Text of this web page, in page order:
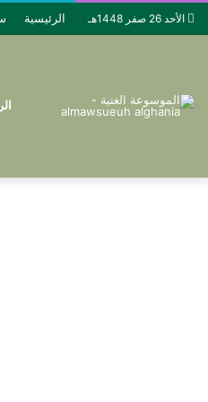
الأحد 26 صفر 1448هـ الرئيسية